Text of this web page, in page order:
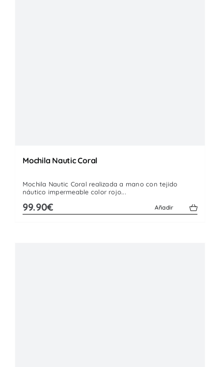
Mochila Nautic Coral
Mochila Nautic Coral realizada a mano con tejido
náutico impermeable color rojo...
99.90€ Añadir